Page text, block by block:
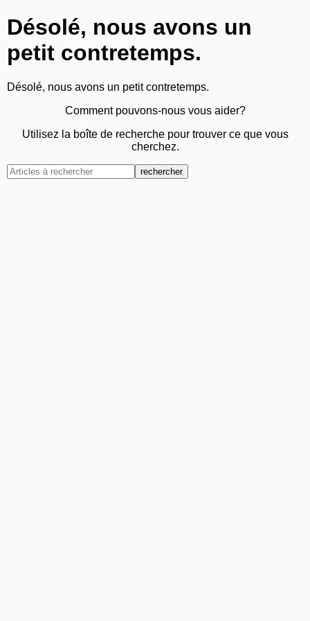
Désolé, nous avons un
petit contretemps.
Désolé, nous avons un petit contretemps.
Comment pouvons-nous vous aider?
Utilisez la boîte de recherche pour trouver ce que vous
cherchez.
rechercher